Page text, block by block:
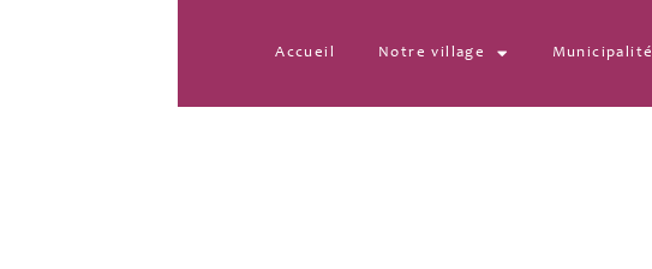
Accueil Notre village Municipalité